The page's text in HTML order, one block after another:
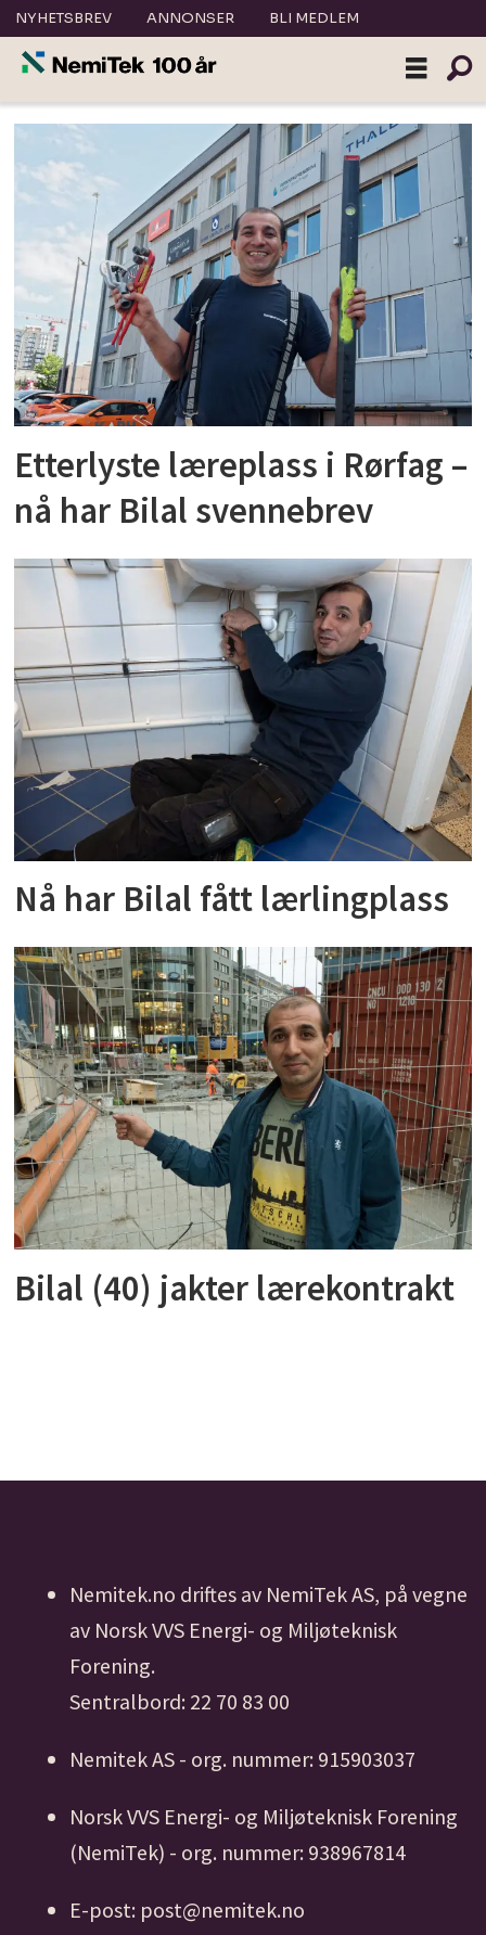
NYHETSBREV ANNONSER BLI MEDLEM
Tag:
bilal
isa
Etterlyste læreplass i Rørfag –
nå har Bilal svennebrev
Nå har Bilal fått lærlingplass
Bilal (40) jakter lærekontrakt
Nemitek.no driftes av NemiTek AS, på vegne
av Norsk VVS Energi- og Miljøteknisk
Forening.
Sentralbord: 22 70 83 00
Nemitek AS - org. nummer: 915903037
Norsk VVS Energi- og Miljøteknisk Forening
(NemiTek) - org. nummer: 938967814
E-post: post@nemitek.no